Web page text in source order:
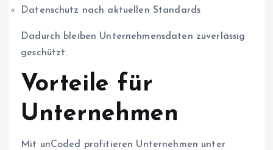
Datenschutz nach aktuellen Standards
Dadurch bleiben Unternehmensdaten zuverlässig
geschützt.
Vorteile für
Unternehmen
Mit unCoded profitieren Unternehmen unter